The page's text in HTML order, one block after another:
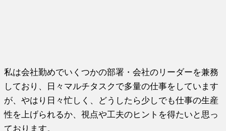
私は会社勤めでいくつかの部署・会社のリーダーを兼務
しており、日々マルチタスクで多量の仕事をしています
が、やはり日々忙しく、どうしたら少しでも仕事の生産
性を上げられるか、視点や工夫のヒントを得たいと思っ
ております。